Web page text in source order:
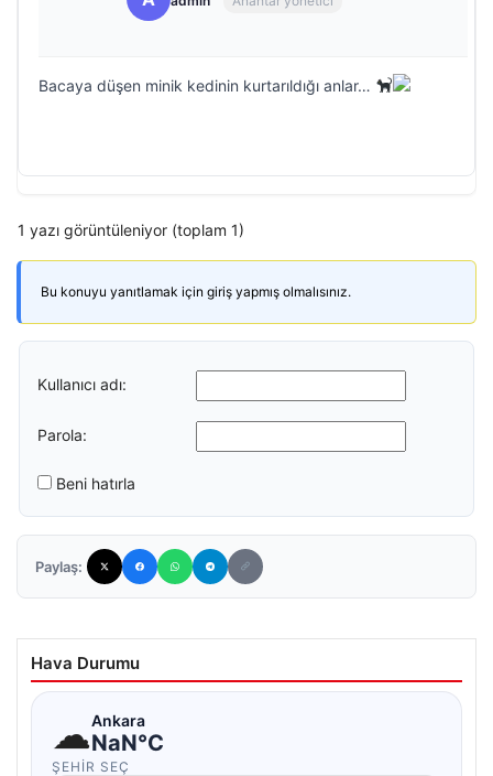
Bacaya düşen minik kedinin kurtarıldığı anlar…
1 yazı görüntüleniyor (toplam 1)
Bu konuyu yanıtlamak için giriş yapmış olmalısınız.
Kullanıcı adı:
Parola:
Beni hatırla
Paylaş:
Hava Durumu
☁Ankara
NaN°C
ŞEHIR SEÇ